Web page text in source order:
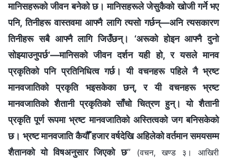
मानिसहरूको जीवन बनेको छ। मानिसहरूले जेसुकैको खोजी गर्ने भए
पनि, तिनीहरू वास्तवमा आफ्नै लागि त्यसो गर्छन्—अनि त्यसकारण
तिनीहरू सबै आफ्‍नै लागि जिउँछन्। ‘अरूको होइन आफ्‍नै दुनो
सोझ्याउनुपर्छ’—मानिसको जीवन दर्शन यही हो, र यसले मानव
प्रकृतिको पनि प्रतिनिधित्व गर्छ। यी वचनहरू पहिले नै भ्रष्ट
मानवजातिको प्रकृति भइसकेका छन्, र यी वचनहरू भ्रष्ट
मानवजातिको शैतानी प्रकृतिको साँचो चित्रण हुन्। यो शैतानी
प्रकृति पूर्ण रूपमा भ्रष्ट मानवजातिको अस्तित्वको जग बनिसकेको
छ। भ्रष्ट मानवजाति कैयौँ हजार वर्षदेखि अहिलेको वर्तमान समयसम्म
शैतानको यो विषअनुसार जिएको छ” (वचन, खण्ड ३। आखिरी